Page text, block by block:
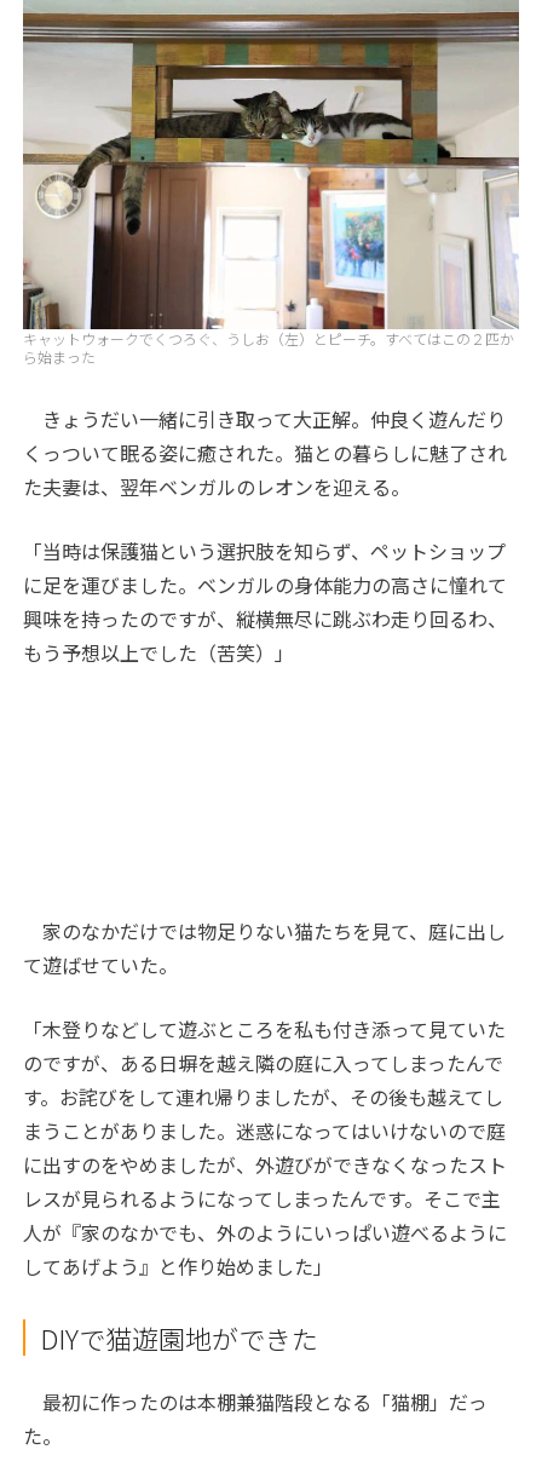
キャットウォークでくつろぐ、うしお（左）とピーチ。すべてはこの２匹か
ら始まった
きょうだい一緒に引き取って大正解。仲良く遊んだり
くっついて眠る姿に癒された。猫との暮らしに魅了され
た夫妻は、翌年ベンガルのレオンを迎える。
「当時は保護猫という選択肢を知らず、ペットショップ
に足を運びました。ベンガルの身体能力の高さに憧れて
興味を持ったのですが、縦横無尽に跳ぶわ走り回るわ、
もう予想以上でした（苦笑）」
家のなかだけでは物足りない猫たちを見て、庭に出し
て遊ばせていた。
「木登りなどして遊ぶところを私も付き添って見ていた
のですが、ある日塀を越え隣の庭に入ってしまったんで
す。お詫びをして連れ帰りましたが、その後も越えてし
まうことがありました。迷惑になってはいけないので庭
に出すのをやめましたが、外遊びができなくなったスト
レスが見られるようになってしまったんです。そこで主
人が『家のなかでも、外のようにいっぱい遊べるように
してあげよう』と作り始めました」
DIYで猫遊園地ができた
最初に作ったのは本棚兼猫階段となる「猫棚」だっ
た。